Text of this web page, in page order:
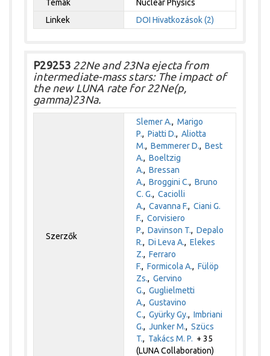
Témák
Nuclear Physics
Linkek
DOI Hivatkozások (2)
P29253 22Ne and 23Na ejecta from
intermediate-mass stars: The impact of
the new LUNA rate for 22Ne(p,
gamma)23Na.
Szerzők
Slemer A.,Marigo
P.,Piatti D.,Aliotta
M.,Bemmerer D.,Best
A.,Boeltzig
A.,Bressan
A.,Broggini C.,Bruno
C. G.,Caciolli
A.,Cavanna F.,Ciani G.
F.,Corvisiero
P.,Davinson T.,Depalo
R.,Di Leva A.,Elekes
Z.,Ferraro
F.,Formicola A.,Fülöp
Zs.,Gervino
G.,Guglielmetti
A.,Gustavino
C.,Gyürky Gy.,Imbriani
G.,Junker M.,Szücs
T., Takács M. P. + 35
(LUNA Collaboration)